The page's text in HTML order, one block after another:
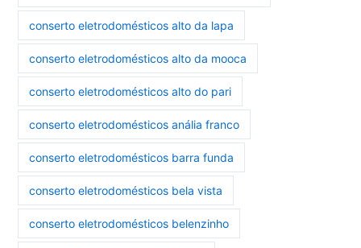
conserto eletrodomésticos alto da lapa
conserto eletrodomésticos alto da mooca
conserto eletrodomésticos alto do pari
conserto eletrodomésticos anália franco
conserto eletrodomésticos barra funda
conserto eletrodomésticos bela vista
conserto eletrodomésticos belenzinho